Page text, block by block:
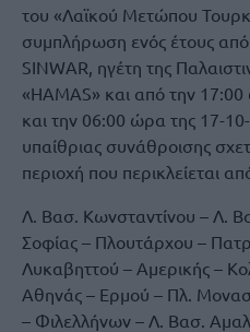
του «Λαϊκού Μετώπου
συμπλήρωση ενός έτους
SINWAR, ηγέτη της
«HAMAS» και από την
και την 06:00 ώρα της 17-
υπαίθριας συνάθροισης
περιοχή που περικλείεται
Λ. Βασ. Κωνσταντίνου – Λ.
Σοφίας – Πλουτάρχου –
Λυκαβηττού – Αμερικής –
Αθηνάς – Ερμού – Πλ.
– Φιλελλήνων – Λ. Βασ.